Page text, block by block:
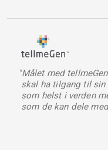
"Målet med
skal ha tilgang til
som helst i verden
som de kan dele